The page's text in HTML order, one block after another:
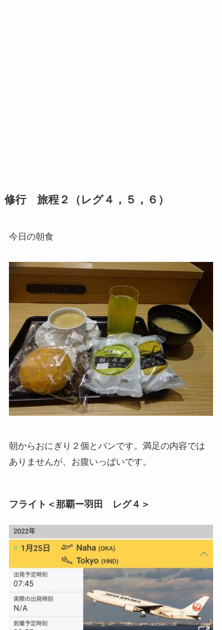
修行 旅程２（レグ４，５，６）
今日の朝食
朝からおにぎり２個とパンです。満足の内容では
ありませんが、お腹いっぱいです。
フライト＜那覇ー羽田 レグ４＞